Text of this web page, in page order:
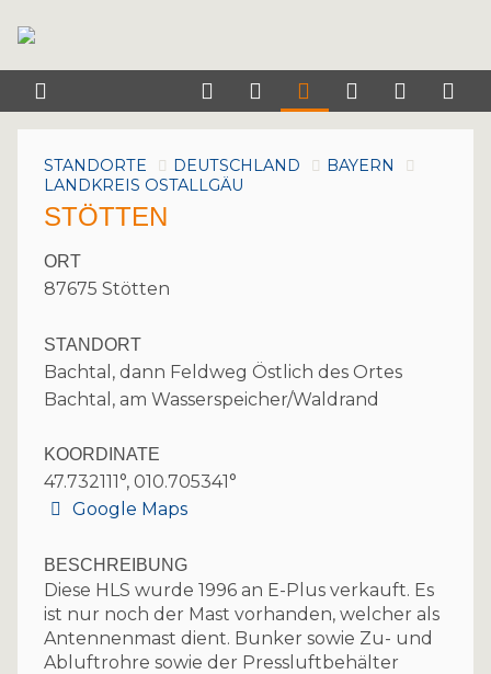
STANDORTE DEUTSCHLAND
BAYERN
LANDKREIS OSTALLGÄU
STÖTTEN
ORT
87675 Stötten
STANDORT
Bachtal, dann Feldweg Östlich des Ortes
Bachtal, am Wasserspeicher/Waldrand
KOORDINATE
47.732111°, 010.705341°
Google Maps
BESCHREIBUNG
Diese HLS wurde 1996 an E-Plus verkauft. Es
ist nur noch der Mast vorhanden, welcher als
Antennenmast dient. Bunker sowie Zu- und
Abluftrohre sowie der Pressluftbehälter